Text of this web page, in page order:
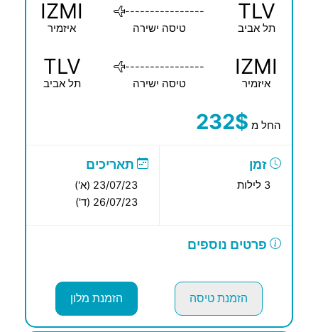
TLV
תל אביב
----------------
טיסה ישירה
IZMI
איזמיר
IZMI
איזמיר
----------------
טיסה ישירה
TLV
תל אביב
החל מ 232$
זמן
3 לילות
תאריכים
23/07/23 (א')
26/07/23 (ד')
פרטים נוספים
הזמנת טיסה הזמנת מלון